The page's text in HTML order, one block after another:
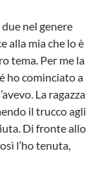
nel genere
alla mia che lo è
tema. Per me la
ho cominciato a
La ragazza
il trucco agli
Di fronte allo
l’ho tenuta,